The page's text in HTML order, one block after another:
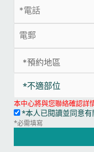
*不適部位
本中心將與您聯絡確認詳
*本人已閱讀並同意有
*必需填寫